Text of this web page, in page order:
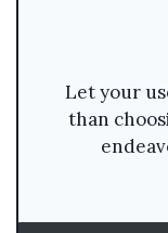
Let your
than